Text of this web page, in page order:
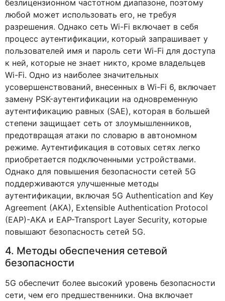
безлицензионном частотном диапазоне, поэтому
любой может использовать его, не требуя
разрешения. Однако сеть Wi-Fi включает в себя
процесс аутентификации, который запрашивает у
пользователей имя и пароль сети Wi-Fi для доступа
к ней, которые не знает никто, кроме владельцев
Wi-Fi. Одно из наиболее значительных
усовершенствований, внесенных в Wi-Fi 6, включает
замену PSK-аутентификации на одновременную
аутентификацию равных (SAE), которая в большей
степени защищает сеть от злоумышленников,
предотвращая атаки по словарю в автономном
режиме. Аутентификация в сотовых сетях легко
приобретается подключенными устройствами.
Однако для повышения безопасности сетей 5G
поддерживаются улучшенные методы
аутентификации, включая 5G Authentication and Key
Agreement (AKA), Extensible Authentication Protocol
(EAP)-AKA и EAP-Transport Layer Security, которые
повышают безопасность сетей 5G.
4. Методы обеспечения сетевой
безопасности
5G обеспечит более высокий уровень безопасности
сети, чем его предшественники. Она включает